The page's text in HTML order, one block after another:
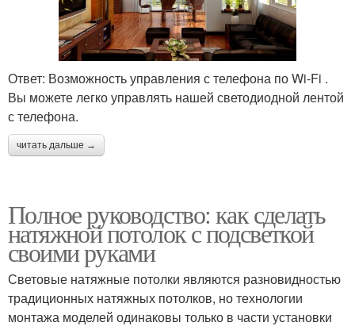
Ответ: Возможность управления с телефона по Wi-Fi .
Вы можете легко управлять нашей светодиодной лентой
с телефона.
читать дальше →
Полное руководство: как сделать
натяжной потолок с подсветкой
своими руками
Световые натяжные потолки являются разновидностью
традиционных натяжных потолков, но технологии
монтажа моделей одинаковы только в части установки